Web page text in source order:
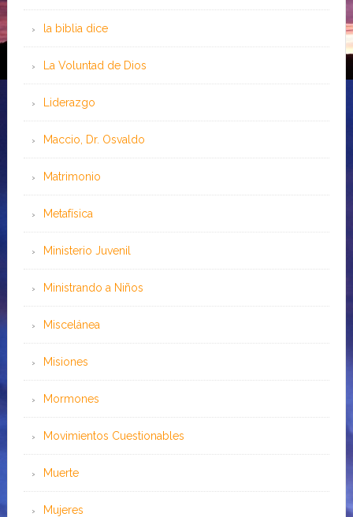
la biblia dice
La Voluntad de Dios
Liderazgo
Maccio, Dr. Osvaldo
Matrimonio
Metafísica
Ministerio Juvenil
Ministrando a Niños
Miscelánea
Misiones
Mormones
Movimientos Cuestionables
Muerte
Mujeres